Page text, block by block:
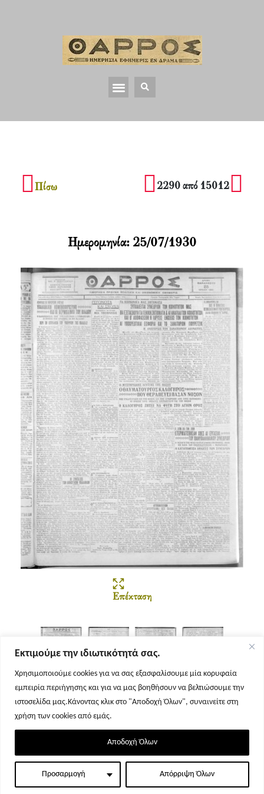
Εκτιμούμε την ιδιωτικότητά σας.
Χρησιμοποιούμε cookies για να σας εξασφαλίσουμε μία κορυφαία
εμπειρία περιήγησης και για να μας βοηθήσουν να βελτιώσουμε την
ιστοσελίδα μας.Κάνοντας κλικ στο "Αποδοχή Όλων", συναινείτε στη
χρήση των cookies από εμάς.
Προσαρμογή Απόρριψη Όλων
Αποδοχή Όλων
Πίσω 2290 από 15012
Επέκταση
Σελίδα 1 Σελίδα 2 Σελίδα 3 Σελίδα 4
Ημερομηνία: 25/07/1930